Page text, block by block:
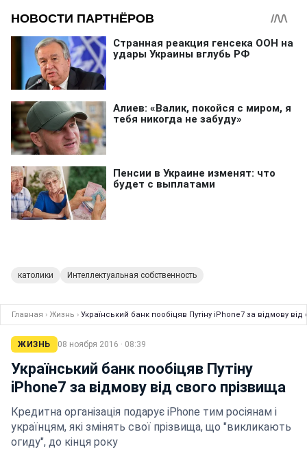
католики Интеллектуальная собственность
Главная › Жизнь › Український банк пообіцяв Путіну iPhone7 за відмову
ЖИЗНЬ 08 ноября 2016 · 08:39
Український банк пообіцяв Путіну
iPhone7 за відмову від свого прізвища
Кредитна організація подарує iPhone тим росіянам і
українцям, які змінять свої прізвища, що "викликають
огиду", до кінця року